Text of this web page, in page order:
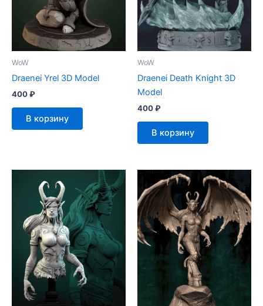
WoW
Draenei Yrel 3D Model
400₽
В корзину
WoW
Draenei Death Knight 3D
Model
400₽
В корзину